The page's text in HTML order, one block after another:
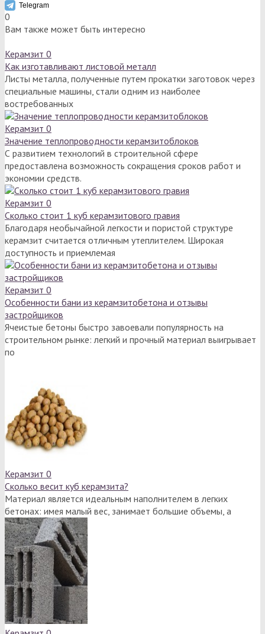
Telegram
0
Вам также может быть интересно
Керамзит 0
Как изготавливают листовой металл
Листы металла, полученные путем прокатки заготовок через
специальные машины, стали одним из наиболее
востребованных
Керамзит 0
Значение теплопроводности керамзитоблоков
С развитием технологий в строительной сфере
предоставлена возможность сокращения сроков работ и
экономии средств.
Керамзит 0
Сколько стоит 1 куб керамзитового гравия
Благодаря необычайной легкости и пористой структуре
керамзит считается отличным утеплителем. Широкая
доступность и приемлемая
Керамзит 0
Особенности бани из керамзитобетона и отзывы
застройщиков
Ячеистые бетоны быстро завоевали популярность на
строительном рынке: легкий и прочный материал выигрывает
по
Керамзит 0
Сколько весит куб керамзита?
Материал является идеальным наполнителем в легких
бетонах: имея малый вес, занимает большие объемы, а